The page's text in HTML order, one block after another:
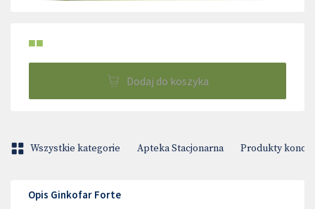
■■
Dodaj do koszyka
Wszystkie kategorie Apteka Stacjonarna Produkty
Opis Ginkofar Forte